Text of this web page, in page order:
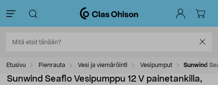
Etusivu Pienrauta Vesi ja viemäröinti Vesipumput Sunwind
Sunwind Seaflo Vesipumppu 12 V painetankilla,